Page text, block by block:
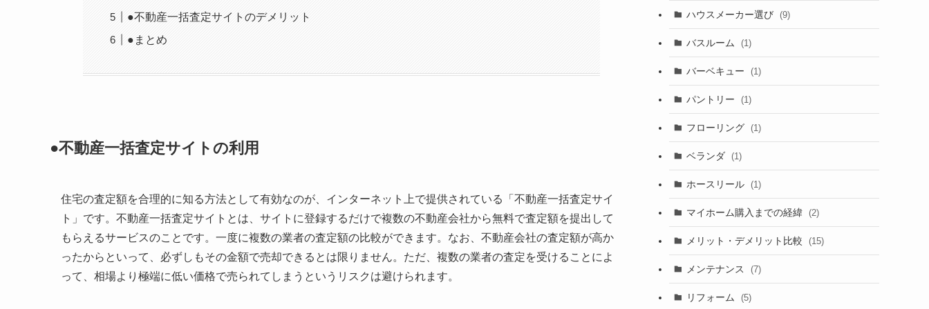
●不動産一括査定サイトのデメリット
●まとめ
●不動産一括査定サイトの利用
住宅の査定額を合理的に知る方法として有効なのが、インターネット上で提供されている「不動産一括査定サイ
ト」です。不動産一括査定サイトとは、サイトに登録するだけで複数の不動産会社から無料で査定額を提出して
もらえるサービスのことです。一度に複数の業者の査定額の比較ができます。なお、不動産会社の査定額が高か
ったからといって、必ずしもその金額で売却できるとは限りません。ただ、複数の業者の査定を受けることによ
って、相場より極端に低い価格で売られてしまうというリスクは避けられます。
ハウスメーカー選び (9)
バスルーム (1)
バーベキュー (1)
パントリー (1)
フローリング (1)
ベランダ (1)
ホースリール (1)
マイホーム購入までの経緯 (2)
メリット・デメリット比較 (15)
メンテナンス (7)
リフォーム (5)